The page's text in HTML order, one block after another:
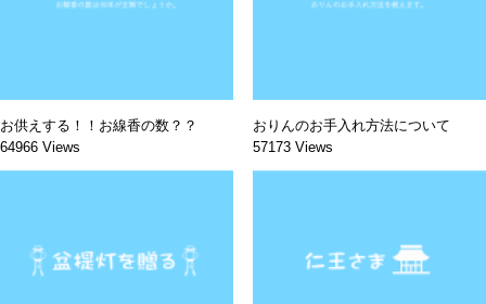
お供えする！！お線香の数？？
64966 Views
おりんのお手入れ方法について
57173 Views